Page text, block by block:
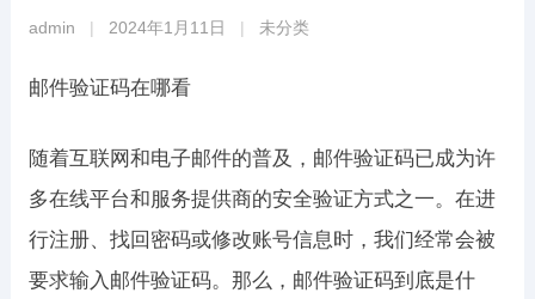
admin 2024年1月11日 未分类
邮件验证码在哪看
随着互联网和电子邮件的普及，邮件验证码已成为许
多在线平台和服务提供商的安全验证方式之一。在进
行注册、找回密码或修改账号信息时，我们经常会被
要求输入邮件验证码。那么，邮件验证码到底是什